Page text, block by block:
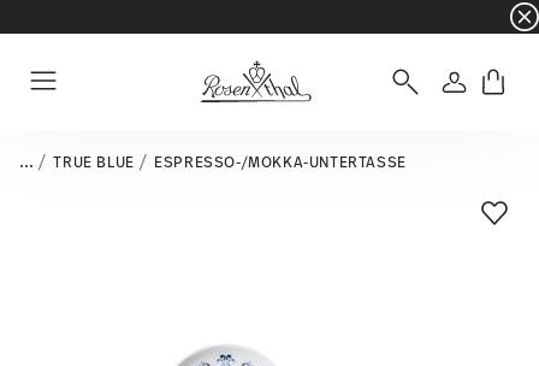
☀️ Summer SALE – noch mehr sparen:
... TRUE BLUE ESPRESSO-/MOKKA-UNTERTASSE
Add